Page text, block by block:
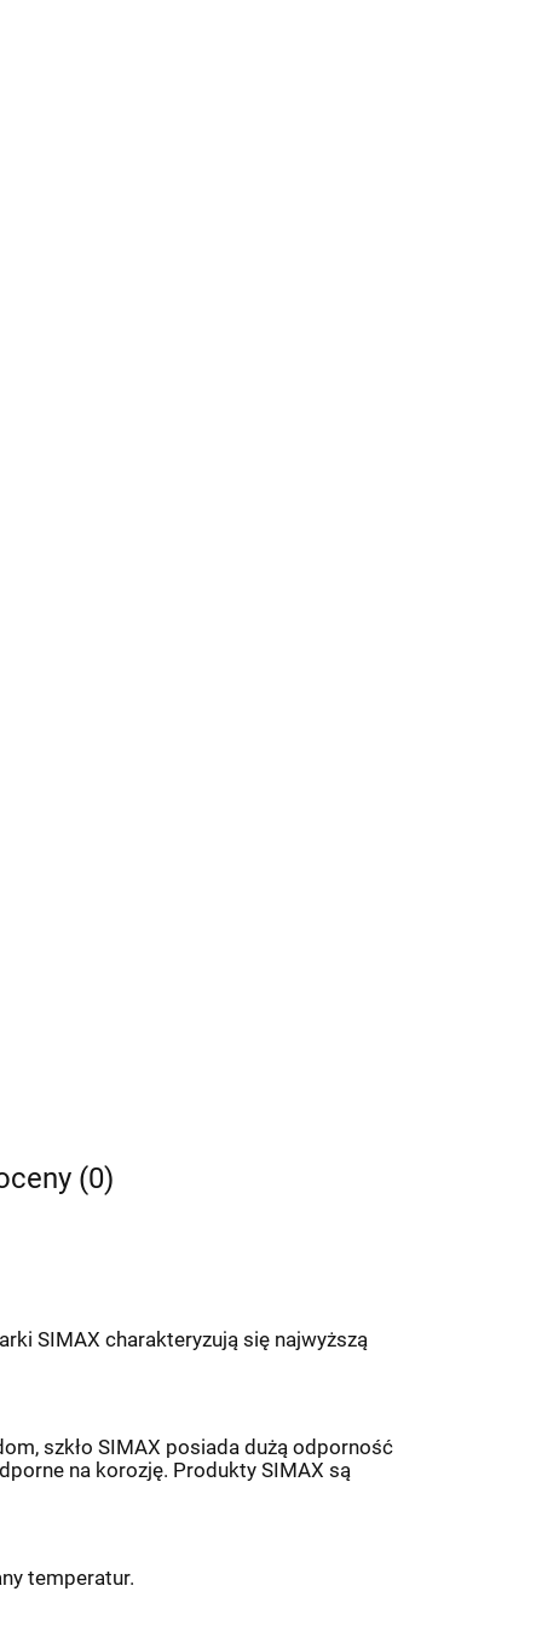
(0)
SIMAX charakteryzują się najwyższą
szkło SIMAX posiada dużą odporność
na korozję. Produkty SIMAX są
temperatur.